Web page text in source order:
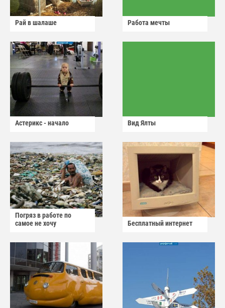
Рай в шалаше Работа мечты
Астерикс - начало Вид Ялты
Погряз в работе по
самое не хочу
Бесплатный интернет